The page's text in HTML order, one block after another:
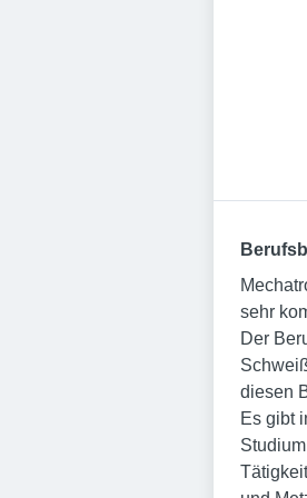
sehr
Der
diesen
Es gibt